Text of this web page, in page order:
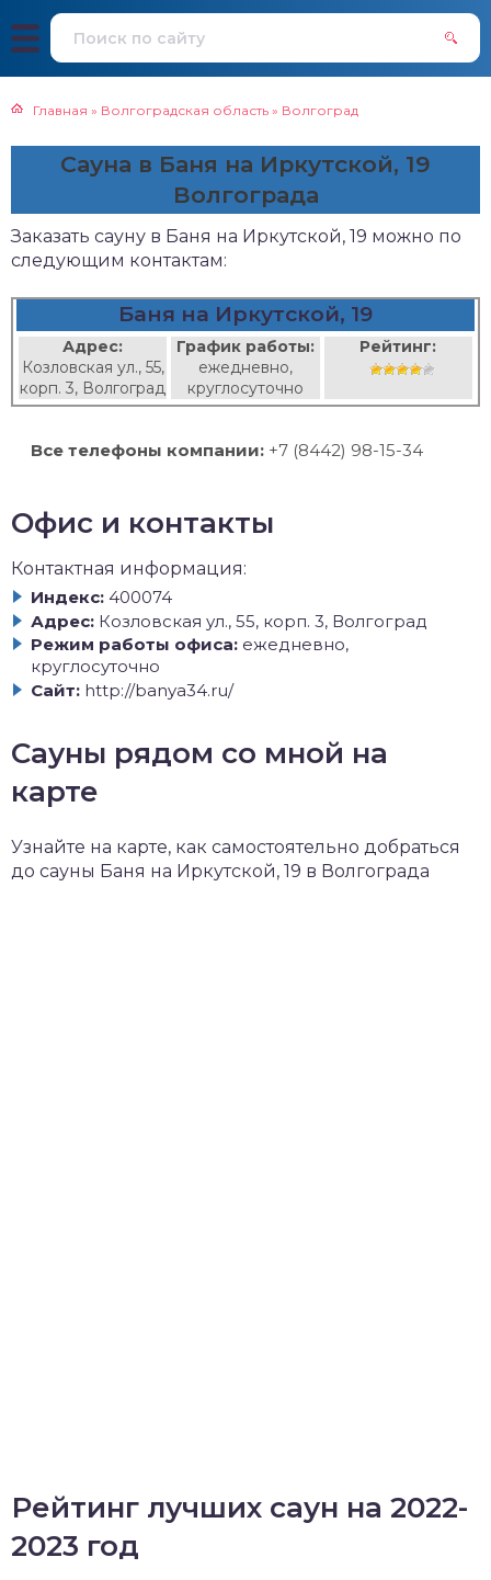
Главная » Волгоградская область » Волгоград
Сауна в Баня на Иркутской, 19
Волгограда
Заказать сауну в Баня на Иркутской, 19 можно по
следующим контактам:
Баня на Иркутской, 19
Адрес:
Козловская ул., 55,
корп. 3, Волгоград
График работы:
ежедневно,
круглосуточно
Рейтинг:
Все телефоны компании: +7 (8442) 98-15-34
Офис и контакты
Контактная информация:
Индекс: 400074
Адрес: Козловская ул., 55, корп. 3, Волгоград
Режим работы офиса: ежедневно,
круглосуточно
Сайт: http://banya34.ru/
Сауны рядом со мной на
карте
Узнайте на карте, как самостоятельно добраться
до сауны Баня на Иркутской, 19 в Волгограда
Рейтинг лучших саун на 2022-
2023 год